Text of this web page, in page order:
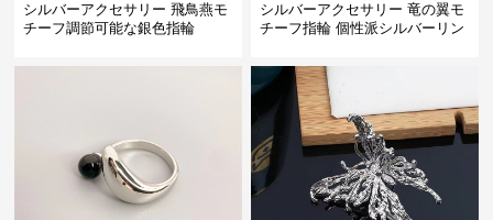
シルバーアクセサリー 飛鳥燕モ
チーフ調節可能な銀色指輪
シルバーアクセサリー 竜の翼モ
チーフ指輪 個性派シルバーリン